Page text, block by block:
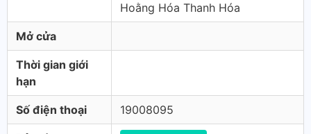
Hoằng Hóa Thanh Hóa
Mở cửa
Thời gian giới
hạn
Số điện thoại 19008095